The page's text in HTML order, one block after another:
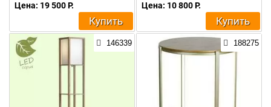
Цена: 19 500 Р.
Купить
Цена: 10 800 Р.
Купить
146339 188275